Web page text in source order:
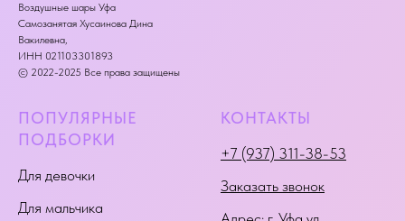
Воздушные шары Уфа
Самозанятая Хусаинова Дина
Вакилевна,
ИНН 021103301893
© 2022-2025 Все права защищены
ПОПУЛЯРНЫЕ
ПОДБОРКИ
Для девочки
Для мальчика
КОНТАКТЫ
+7 (937) 311-38-53
Заказать звонок